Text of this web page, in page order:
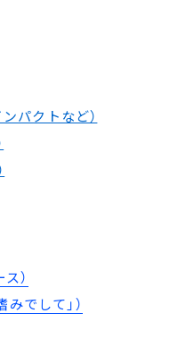
パクトなど）
）
でして」）